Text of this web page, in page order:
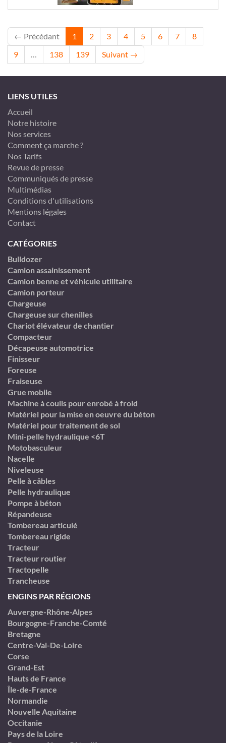
← Précédant 1 2 3 4 5 6 7
8
9
… 138 139 Suivant →
LIENS UTILES
Accueil
Notre histoire
Nos services
Comment ça marche ?
Nos Tarifs
Revue de presse
Communiqués de presse
Multimédias
Conditions d'utilisations
Mentions légales
Contact
CATÉGORIES
Bulldozer
Camion assainissement
Camion benne et véhicule utilitaire
Camion porteur
Chargeuse
Chargeuse sur chenilles
Chariot élévateur de chantier
Compacteur
Décapeuse automotrice
Finisseur
Foreuse
Fraiseuse
Grue mobile
Machine à coulis pour enrobé à froid
Matériel pour la mise en oeuvre du béton
Matériel pour traitement de sol
Mini-pelle hydraulique <6T
Motobasculeur
Nacelle
Niveleuse
Pelle à câbles
Pelle hydraulique
Pompe à béton
Répandeuse
Tombereau articulé
Tombereau rigide
Tracteur
Tracteur routier
Tractopelle
Trancheuse
ENGINS PAR RÉGIONS
Auvergne-Rhône-Alpes
Bourgogne-Franche-Comté
Bretagne
Centre-Val-De-Loire
Corse
Grand-Est
Hauts de France
Île-de-France
Normandie
Nouvelle Aquitaine
Occitanie
Pays de la Loire